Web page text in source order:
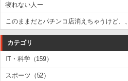
寝れない人ー
このままだとパチンコ店消えちゃうけど、、
カテゴリ
IT・科学（159）
スポーツ（52）